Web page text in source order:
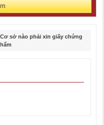
Cơ sở nào phải xin giấy chứng